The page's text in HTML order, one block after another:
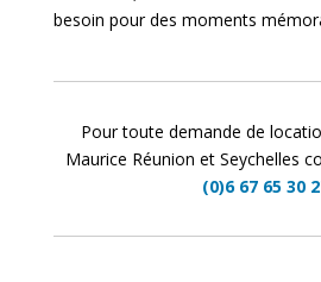
besoin pour des moments
Pour toute demande de
Maurice Réunion et Seychelles
(0)6 67 65 30